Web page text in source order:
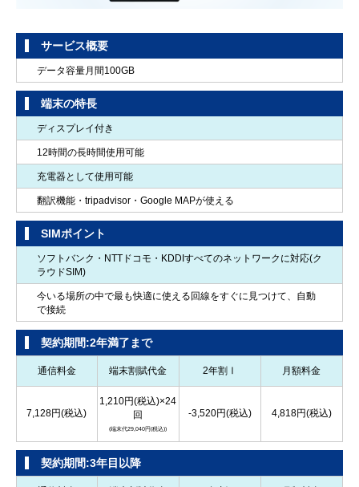
※ Wi-Fi環境がない場合は別途無線設定等の作業が発生。
※ 無線ルーターなどの部品はご用意いただくかスタッフよりご購入ください。
見守りカメラ設定
見守りカメラの初期設定作業（工事が不要な取り付け、設定）
※ 本体とクライアント設定は1台まで（アプリインストール込み）
Wi-Fiフォトフレーム設定
・デジタルフォトフレームのドライバーやサポートソフトのインストー
スマートホーム設定
スタートキットに付属している端末の設定
※ 他端末の設定は1台あたり既存の「周辺機器設定」を適用
※ 設定等で追加があった場合には、「ルール追加＆使用方法説明【2ルールごと】」を適
┗ ルール追加&使用方法説明【2ルールごと】
端末ごとにルール設定をする場合に適用（ルールの使用方法説明含む）
※ ルール…何時に電源が切れる、外出時の設定など
サービス概要
データ容量月間100GB
端末の特長
ディスプレイ付き
12時間の長時間使用可能
充電器として使用可能
翻訳機能・tripadvisor・Google MAPが使える
SIMポイント
ソフトバンク・NTTドコモ・KDDIすべてのネットワークに対応(ク
ラウドSIM)
今いる場所の中で最も快適に使える回線をすぐに見つけて、自動
で接続
契約期間:2年満了まで
通信料金 端末割賦代金 2年割Ⅰ 月額料金
7,128円(税込)
1,210円(税込)×24
回
(端末代29,040円(税込))
-3,520円(税込) 4,818円(税込)
契約期間:3年目以降